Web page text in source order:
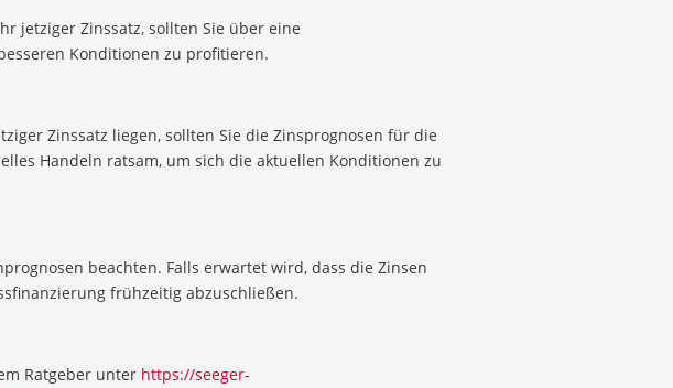
jetziger Zinssatz, sollten Sie über eine
Konditionen zu profitieren.
Zinssatz liegen, sollten Sie die Zinsprognosen für die
Handeln ratsam, um sich die aktuellen Konditionen zu
beachten. Falls erwartet wird, dass die Zinsen
frühzeitig abzuschließen.
Ratgeber unter https://seeger-